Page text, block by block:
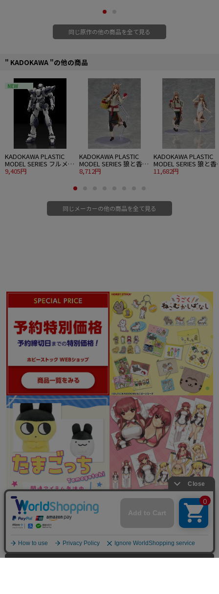
同じ原作の他の商品を全て見る
" KADOKAWA "の他の商品
NEW
KADOKAWA PLASTIC
MODEL SERIES フルメタ
ル・パニック！ 1/48
9,405円
KADOKAWA PLASTIC
MODEL SERIES 狼と香辛
料 MERCHANT MEETS
8,712円
KADOKAWA PLASTIC
MODEL SERIES 狼と香
料 MERCHANT MEETS
11,682円
同じメーカーの他の商品を全て見る